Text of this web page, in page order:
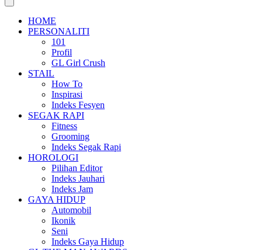
HOME
PERSONALITI
101
Profil
GL Girl Crush
STAIL
How To
Inspirasi
Indeks Fesyen
SEGAK RAPI
Fitness
Grooming
Indeks Segak Rapi
HOROLOGI
Pilihan Editor
Indeks Jauhari
Indeks Jam
GAYA HIDUP
Automobil
Ikonik
Seni
Indeks Gaya Hidup